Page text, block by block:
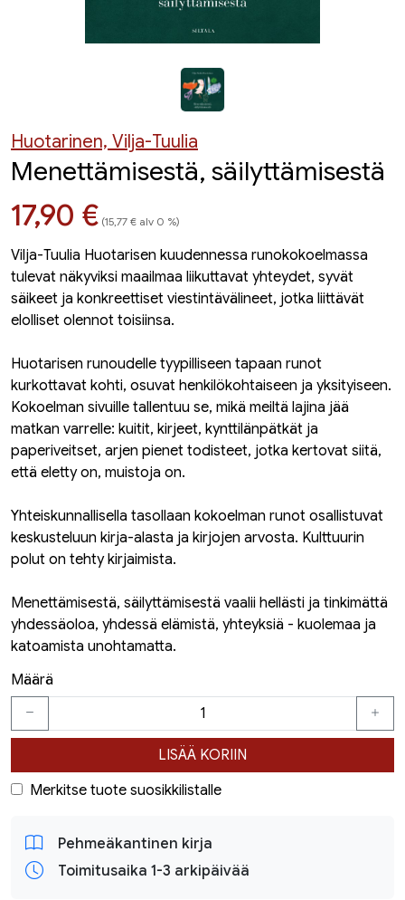
Huotarinen, Vilja-Tuulia
Menettämisestä, säilyttämisestä
Hinta nyt
17,90 € (15,77 € alv 0 %)
Vilja-Tuulia Huotarisen kuudennessa runokokoelmassa
tulevat näkyviksi maailmaa liikuttavat yhteydet, syvät
säikeet ja konkreettiset viestintävälineet, jotka liittävät
elolliset olennot toisiinsa.
Huotarisen runoudelle tyypilliseen tapaan runot
kurkottavat kohti, osuvat henkilökohtaiseen ja yksityiseen.
Kokoelman sivuille tallentuu se, mikä meiltä lajina jää
matkan varrelle: kuitit, kirjeet, kynttilänpätkät ja
paperiveitset, arjen pienet todisteet, jotka kertovat siitä,
että eletty on, muistoja on.
Yhteiskunnallisella tasollaan kokoelman runot osallistuvat
keskusteluun kirja-alasta ja kirjojen arvosta. Kulttuurin
polut on tehty kirjaimista.
Menettämisestä, säilyttämisestä vaalii hellästi ja tinkimättä
yhdessäoloa, yhdessä elämistä, yhteyksiä - kuolemaa ja
katoamista unohtamatta.
Määrä
LISÄÄ KORIIN
Merkitse tuote suosikkilistalle
Pehmeäkantinen kirja
Toimitusaika 1-3 arkipäivää